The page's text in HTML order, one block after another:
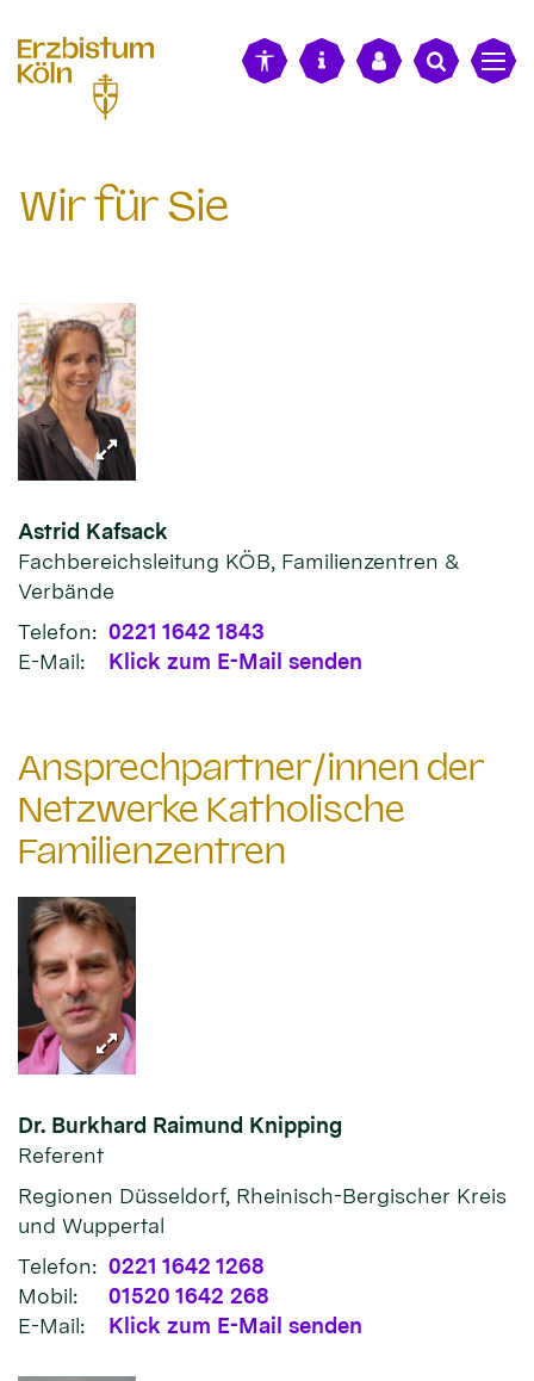
Wir für Sie
Astrid Kafsack
Fachbereichsleitung KÖB, Familienzentren &
Verbände
Telefon: 0221 1642 1843
E-Mail:
Klick zum E-Mail senden
Ansprechpartner/innen der
Netzwerke Katholische
Familienzentren
Dr. Burkhard Raimund Knipping
Referent
Regionen Düsseldorf, Rheinisch-Bergischer Kreis
und Wuppertal
Telefon: 0221 1642 1268
Mobil:
01520 1642 268
E-Mail:
Klick zum E-Mail senden